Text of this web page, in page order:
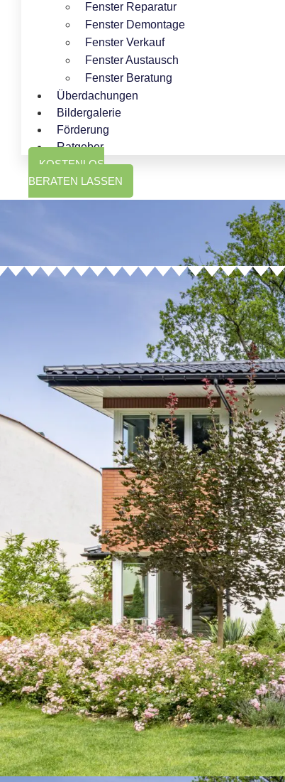
Fenster Reparatur
Fenster Demontage
Fenster Verkauf
Fenster Austausch
Fenster Beratung
Überdachungen
Bildergalerie
Förderung
Ratgeber
KOSTENLOS
BERATEN LASSEN